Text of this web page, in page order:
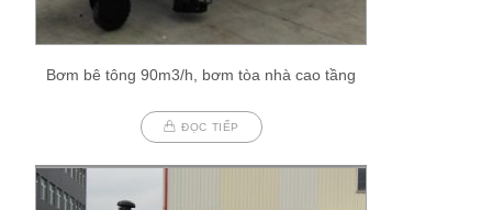
Bơm bê tông 90m3/h, bơm tòa nhà cao tầng
ĐỌC TIẾP